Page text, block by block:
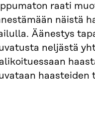
raati
näistä
Äänestys
neljästä